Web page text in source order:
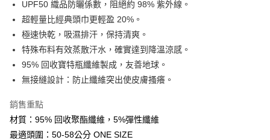
全盈+PAY
AFTEE先享後付
相關說明
【關於「AFTEE先享後付」】
AFTEE先享後付是「在收到商品之後才付款」的支付方式。 讓您購物簡單
１．簡單：不需註冊會員、不需綁卡、不需儲值。
２．便利：只要手機號碼，簡訊認證，即可結帳。
３．安心：先確認商品／服務後，再付款。
ATM付款
運送方式
全家取貨付款
UPF50 織品防曬係數，阻絕約 98% 紫外線。
超輕量比經典頭巾更輕盈 20%。
極速快乾，吸濕排汗，保持清爽。
特殊布料有效蒸散汗水，確實達到降溫涼感。
95% 回收寶特瓶纖維製成，友善地球。
無接縫設計：防止纖維突出使皮膚搔癢。
銷售重點
材質：95% 回收聚酯纖維，5%彈性纖維
最適頭圍：50-58公分 ONE SIZE